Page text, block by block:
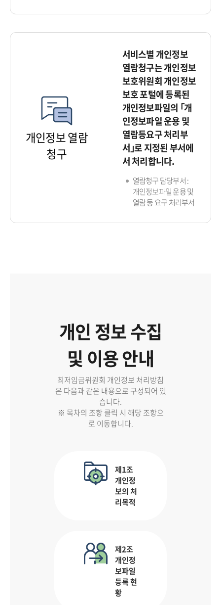
개인정보 열람
청구
서비스별 개인정보
열람청구는 개인정보
보호위원회 개인정보
보호 포털에 등록된
개인정보파일의 ｢개
인정보파일 운용 및
열람등요구 처리부
서｣로 지정된 부서에
서 처리합니다.
열람청구 담당부서 :
개인정보파일 운용 및
열람 등 요구 처리부서
개인 정보 수집
및 이용 안내
최저임금위원회 개인정보 처리방침
은 다음과 같은 내용으로 구성되어 있
습니다.
※ 목차의 조항 클릭 시 해당 조항으
로 이동합니다.
제1조
개인정
보의 처
리목적
제2조
개인정
보파일
등록 현
황